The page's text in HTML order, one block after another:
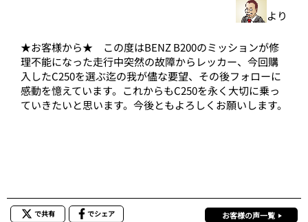
より
★お客様から★ この度はBENZ B200のミッションが修
理不能になった走行中突然の故障からレッカー、今回購
入したC250を選ぶ迄の我が儘な要望、その後フォローに
感動を憶えています。これからもC250を永く大切に乗っ
ていきたいと思います。今後ともよろしくお願いします。
で共有 でシェア お客様の声一覧